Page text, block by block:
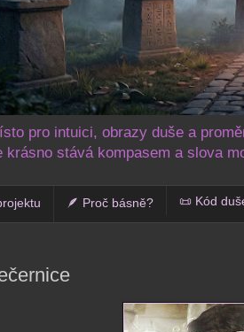
pro intuici, obrazy duše a
krásno stává kompasem a slova
🪶 Proč básně? 📜 Kód